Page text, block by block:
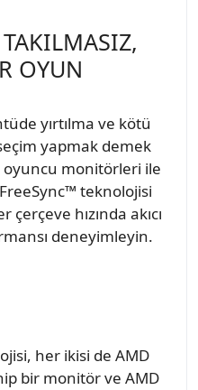
OYUN
yırtılma ve kötü
yapmak demek
oyuncu monitörleri ile
teknolojisi
hızında akıcı
deneyimleyin.
her ikisi de AMD
bir monitör ve AMD